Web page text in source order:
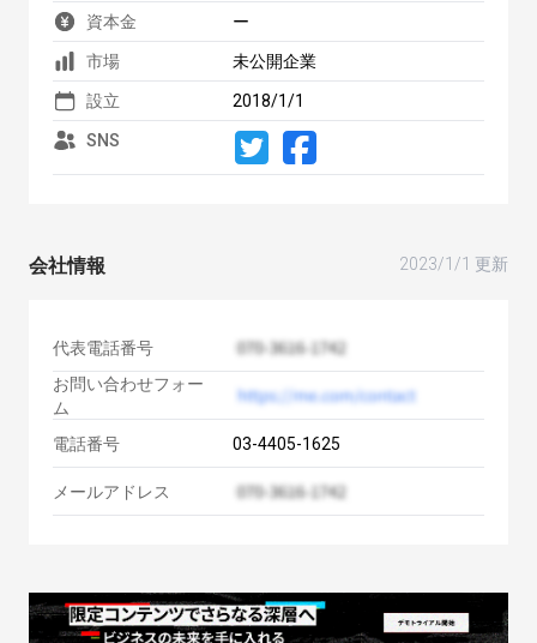
資本金 ー
市場 未公開企業
設立 2018/1/1
SNS
会社情報 2023/1/1 更新
代表電話番号
お問い合わせフォー
ム
電話番号
03-4405-1625
メールアドレス